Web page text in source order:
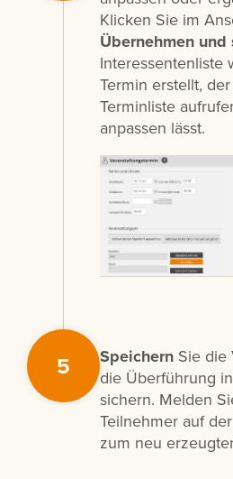
Klicken Sie im
Übernehmen
Interessentenliste
Termin erstellt,
Terminliste
anpassen lässt.
5 Speichern Sie die
die Überführung
sichern. Melden
Teilnehmer auf
zum neu